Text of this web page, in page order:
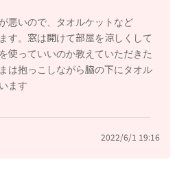
悪いので、タオルケットなど
す。窓は開けて部屋を涼しくして
使っていいのか教えていただきた
は抱っこしながら脇の下にタオル
ます
2022/6/1 19:16